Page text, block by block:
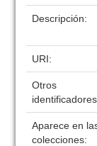
Descripción:
URI:
Otros
Aparece en
colecciones: